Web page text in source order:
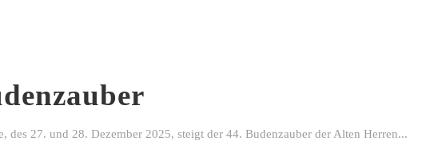
des 27. und 28. Dezember 2025, steigt der 44. Budenzauber der Alten Herren...